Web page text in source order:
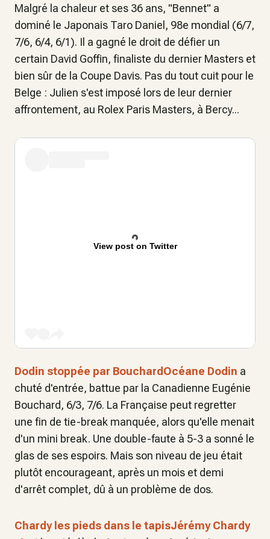
Malgré la chaleur et ses 36 ans, "Bennet" a
dominé le Japonais Taro Daniel, 98e mondial (6/7,
7/6, 6/4, 6/1). Il a gagné le droit de défier un
certain David Goffin, finaliste du dernier Masters et
bien sûr de la Coupe Davis. Pas du tout cuit pour le
Belge : Julien s'est imposé lors de leur dernier
affrontement, au Rolex Paris Masters, à Bercy...
View post on Twitter
Dodin stoppée par BouchardOcéane Dodin a
chuté d'entrée, battue par la Canadienne Eugénie
Bouchard, 6/3, 7/6. La Française peut regretter
une fin de tie-break manquée, alors qu'elle menait
d'un mini break. Une double-faute à 5-3 a sonné le
glas de ses espoirs. Mais son niveau de jeu était
plutôt encourageant, après un mois et demi
d'arrêt complet, dû à un problème de dos.
Chardy les pieds dans le tapisJérémy Chardy